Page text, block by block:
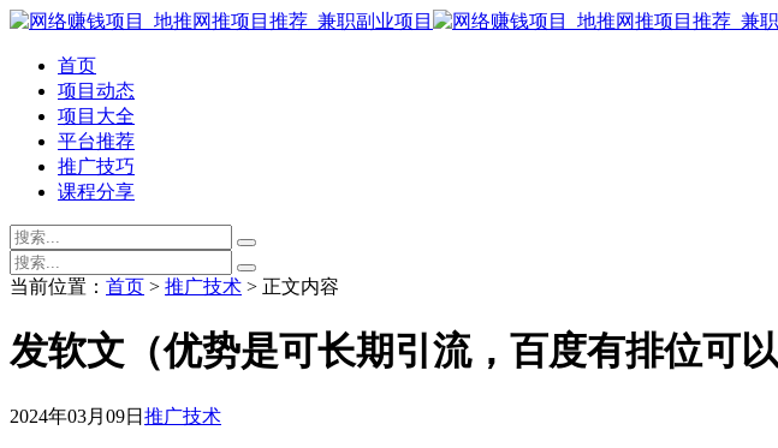
首页
项目动态
项目大全
平台推荐
推广技巧
课程分享
当前位置： 首页 > 推广技术 > 正文内容
发软文（优势是可长期引流，百度有排位可
2024年03月09日 推广技术